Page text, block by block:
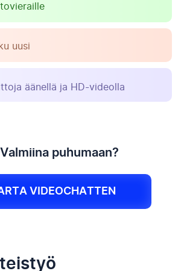
uusi
äänellä ja HD-videolla
Valmiina puhumaan?
VIDEOCHATTEN